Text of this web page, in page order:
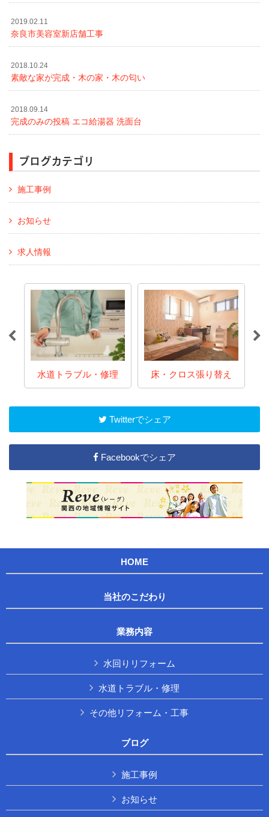
2019.02.11
奈良市美容室新店舗工事
2018.10.24
素敵な家が完成・木の家・木の匂い
2018.09.14
完成のみの投稿 エコ給湯器 洗面台
ブログカテゴリ
施工事例
お知らせ
求人情報
水道トラブル・修理 床・クロス張り替え
Twitterでシェア
Facebookでシェア
HOME
当社のこだわり
業務内容
水回りリフォーム
水道トラブル・修理
その他リフォーム・工事
ブログ
施工事例
お知らせ